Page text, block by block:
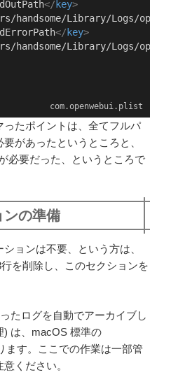
</ key>
handsome/Library/Logs/
</ key>
handsome/Library/Logs/
com.openwebui.plist
たポイントは、全てフルパ
があったというところと、
必要だった、というところで
ンの準備
ョンは不要、という方は、
を削除し、このセクションを
たログを自動でアーカイブし
) は、macOS 標準の
ます。ここでの作業は一部管
ください。